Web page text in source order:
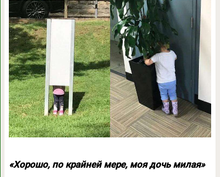
«Хорошо, по крайней мере, моя дочь милая»